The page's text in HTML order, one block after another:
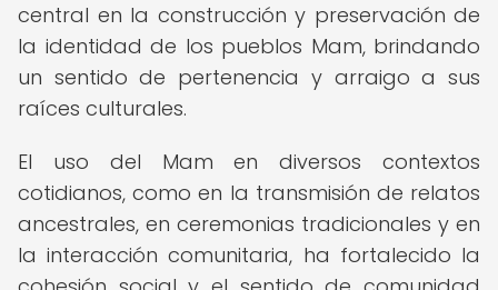
central en la construcción y preservación de
la identidad de los pueblos Mam, brindando
un sentido de pertenencia y arraigo a sus
raíces culturales.
El uso del Mam en diversos contextos
cotidianos, como en la transmisión de relatos
ancestrales, en ceremonias tradicionales y en
la interacción comunitaria, ha fortalecido la